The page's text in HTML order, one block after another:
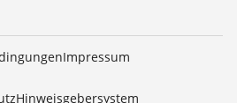
Impressum
Hinweisgebersystem